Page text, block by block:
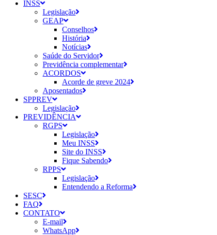
INSS
Legislação
GEAP
Conselhos
História
Notícias
Saúde do Servidor
Previdência complementar
ACORDOS
Acorde de greve 2024
Aposentados
SPPREV
Legislação
PREVIDÊNCIA
RGPS
Legislação
Meu INSS
Site do INSS
Fique Sabendo
RPPS
Legislação
Entendendo a Reforma
SESC
FAQ
CONTATO
E-mail
WhatsApp